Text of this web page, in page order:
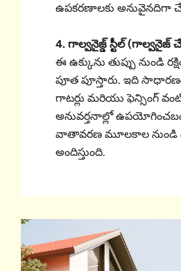
ఉపకరణాలకు అనువైనదిగా
4. గాల్వనైజ్డ్ స్టీల్ (గాల్వనైజ్
ఈ ఉక్కును తుప్పు నుండి
పూత పూస్తారు. ఇది
గాటర్లు మరియు ఫెన్సింగ్
అనువర్తనాల్లో
వాతావరణ మూలకాల నుండి
అందిస్తుంది.